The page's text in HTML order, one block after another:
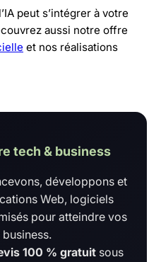
peut s’intégrer à votre
aussi notre offre
et nos réalisations
tech & business
développons et
Web, logiciels
pour atteindre vos
100 % gratuit sous